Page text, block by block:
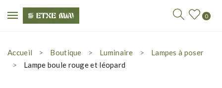
0
Accueil Boutique Luminaire
Lampes à poser
Lampe boule rouge et léopard